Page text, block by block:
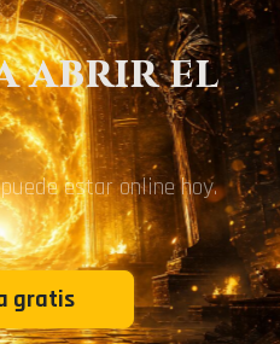
abrir el
estar online hoy.
gratis